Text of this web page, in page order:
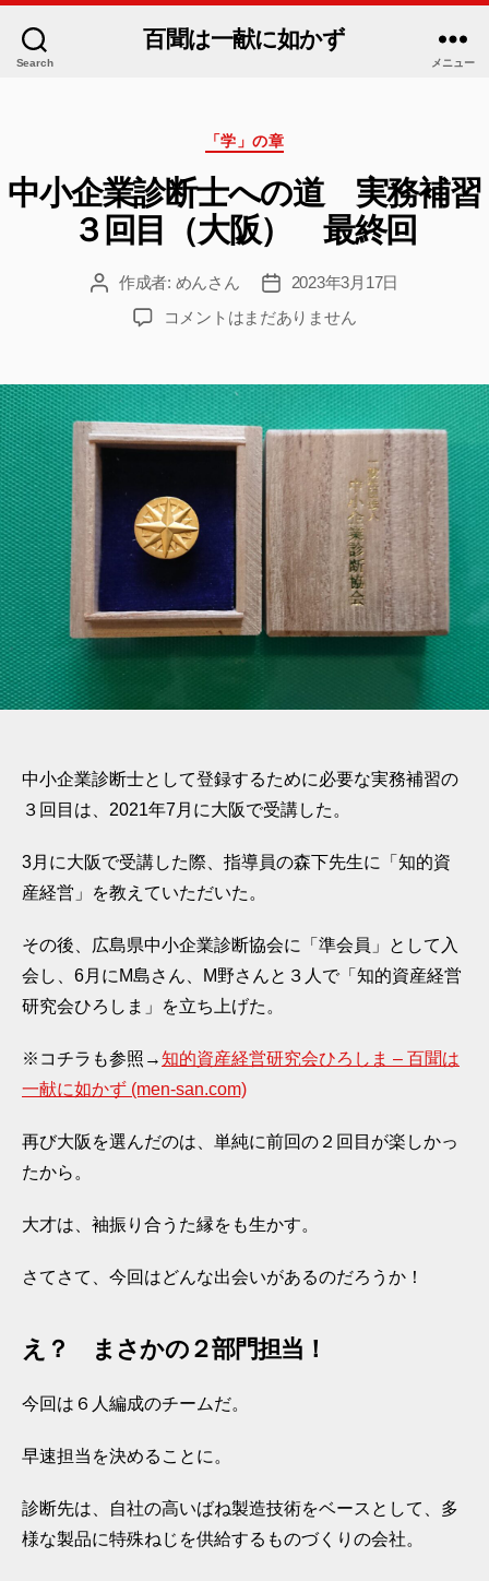
Search
百聞は一献に如かず
メニュー
カ
テ
リ
ー
「学」の章
中小企業診断士への道 実務補習
３回目（大阪） 最終回
投 作成者: めんさん
投
稿
日
2023年3月17日
中
業
診
断
の
道
実
補
習
最
回
の
コメントはまだありません
中小企業診断士として登録するために必要な実務補習の
３回目は、2021年7月に大阪で受講した。
3月に大阪で受講した際、指導員の森下先生に「知的資
産経営」を教えていただいた。
その後、広島県中小企業診断協会に「準会員」として入
会し、6月にM島さん、M野さんと３人で「知的資産経営
研究会ひろしま」を立ち上げた。
※コチラも参照→知的資産経営研究会ひろしま – 百聞は
一献に如かず (men-san.com)
再び大阪を選んだのは、単純に前回の２回目が楽しかっ
たから。
大才は、袖振り合うた縁をも生かす。
さてさて、今回はどんな出会いがあるのだろうか！
え？ まさかの２部門担当！
今回は６人編成のチームだ。
早速担当を決めることに。
診断先は、自社の高いばね製造技術をベースとして、多
様な製品に特殊ねじを供給するものづくりの会社。